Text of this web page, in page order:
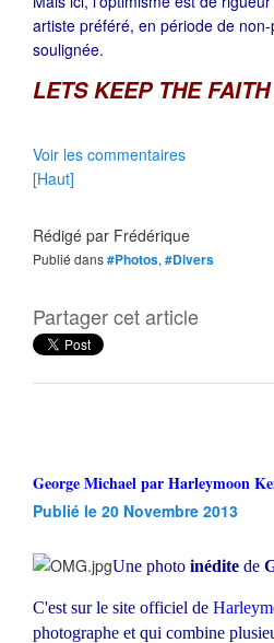
artiste préféré, en période de
soulignée.
LETS KEEP THE
Voir les commentaires
[Haut]
Rédigé par Frédérique
Publié dans#Photos, #Divers
Partager cet article
George Michael par Harleymoon
Publié le 20 Novembre 2013
Une photo inédite de
C'est sur le site officiel de
photographe et qui combine